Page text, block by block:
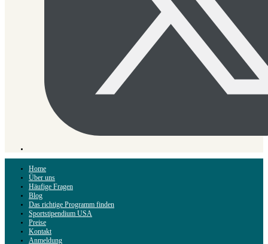
Home
Über uns
Häufige Fragen
Blog
Das richtige Programm finden
Sportstipendium USA
Preise
Kontakt
Anmeldung